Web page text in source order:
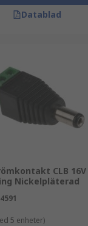
Datablad
CLB
Nickelpläterad
5 enheter)